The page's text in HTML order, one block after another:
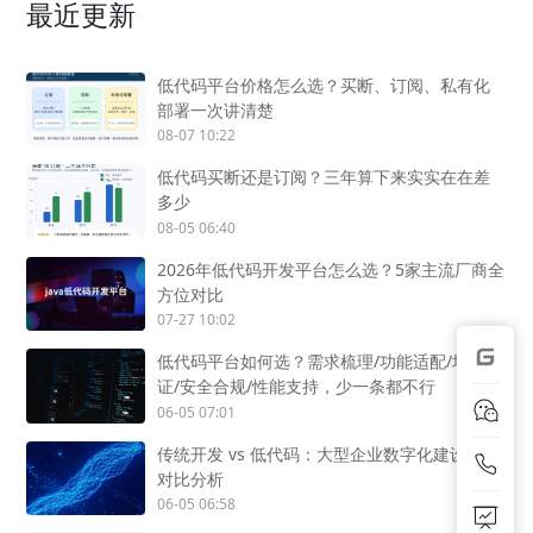
最近更新
低代码平台价格怎么选？买断、订阅、私有化
部署一次讲清楚
08-07 10:22
低代码买断还是订阅？三年算下来实实在在差
多少
08-05 06:40
2026年低代码开发平台怎么选？5家主流厂商全
方位对比
07-27 10:02
低代码平台如何选？需求梳理/功能适配/场景验
证/安全合规/性能支持，少一条都不行
06-05 07:01
传统开发 vs 低代码：大型企业数字化建设成本
对比分析
06-05 06:58